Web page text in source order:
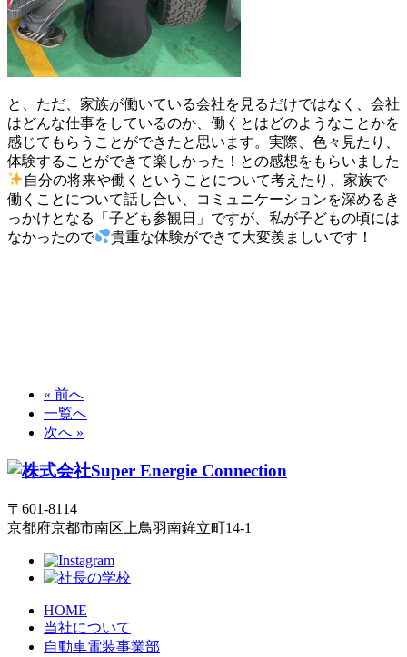
と、ただ、家族が働いている会社を見るだけではなく、会社
はどんな仕事をしているのか、働くとはどのようなことかを
感じてもらうことができたと思います。実際、色々見たり、
体験することができて楽しかった！との感想をもらいました
自分の将来や働くということについて考えたり、家族で
働くことについて話し合い、コミュニケーションを深めるき
っかけとなる「子ども参観日」ですが、私が子どもの頃には
なかったので
貴重な体験ができて大変羨ましいです！
« 前へ
一覧へ
次へ »
〒601-8114
京都府京都市南区上鳥羽南鉾立町14-1
HOME
当社について
自動車電装事業部